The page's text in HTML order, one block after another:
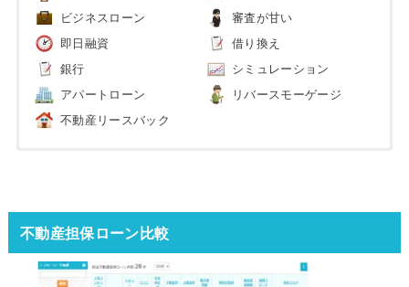
ビジネスローン 審査が甘い
即日融資 借り換え
銀行 シミュレーション
アパートローン リバースモーゲージ
不動産リースバック
不動産担保ローン比較